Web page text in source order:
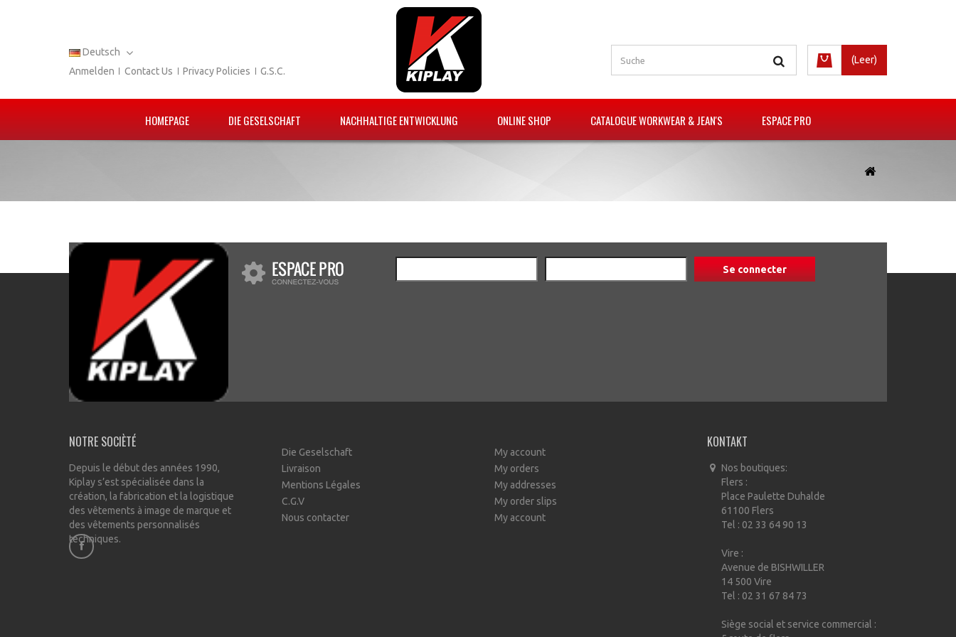
Deutsch
Anmelden
Contact Us Privacy Policies G.S.C.
(Leer)
HOMEPAGE DIE GESELSCHAFT NACHHALTIGE ENTWICKLUNG ONLINE SHOP CATALOGUE WORKWEAR & JEAN'S ESPACE PRO
NOTRE SOCIÈTÉ
Depuis le début des années 1990,
Kiplay s’est spécialisée dans la
création, la fabrication et la logistique
des vêtements à image de marque et
des vêtements personnalisés
techniques.
Die Geselschaft
Livraison
Mentions Légales
C.G.V
Nous contacter
My account
My orders
My addresses
My order slips
My account
KONTAKT
Nos boutiques:
Flers :
Place Paulette Duhalde
61100 Flers
Tel : 02 33 64 90 13
Vire :
Avenue de BISHWILLER
14 500 Vire
Tel : 02 31 67 84 73
Siège social et service commercial :